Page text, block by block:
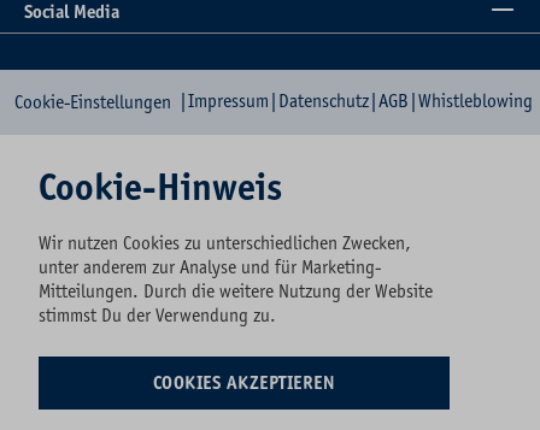
Social Media
Cookie-Einstellungen Impressum Datenschutz AGB Whistleblowing
Cookie-Hinweis
Wir nutzen Cookies zu unterschiedlichen Zwecken,
unter anderem zur Analyse und für Marketing-
Mitteilungen. Durch die weitere Nutzung der Website
stimmst Du der Verwendung zu.
COOKIES AKZEPTIEREN